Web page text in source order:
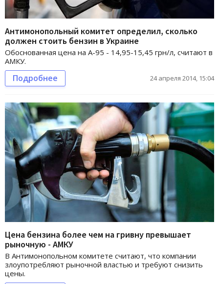
Антимонопольный комитет определил, сколько
должен стоить бензин в Украине
Обоснованная цена на А-95 - 14,95-15,45 грн/л, считают в
АМКУ.
Подробнее 24 апреля 2014, 15:04
Цена бензина более чем на гривну превышает
рыночную - АМКУ
В Антимонопольном комитете считают, что компании
злоупотребляют рыночной властью и требуют снизить
цены.